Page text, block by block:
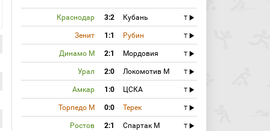
направив мяч значительно выше перекладины ворот.
08:07 Продолжают игроки "Уфы" владеть
территориальным преимуществом, но особой выгоды из
этого извлечь им для себя не удается.
09:45 Ершов попытался сыграть в высоком прессинге, но
по мнению бокового арбитра, который сигнализировал об
этом главному арбитру, сам же нарушил правила.
Много единоборств за мяч в центральной части
поля. Обе команды стремятся действовать предельно
плотно и не давать соперникам и метра свободного
Краснодар 3:2 Кубань T
Зенит 1:1 Рубин T
Динамо М 2:1 Мордовия T
Урал 2:0 Локомотив М T
Амкар 1:0 ЦСКА T
Торпедо М 0:0 Терек T
Ростов 2:1 Спартак М T